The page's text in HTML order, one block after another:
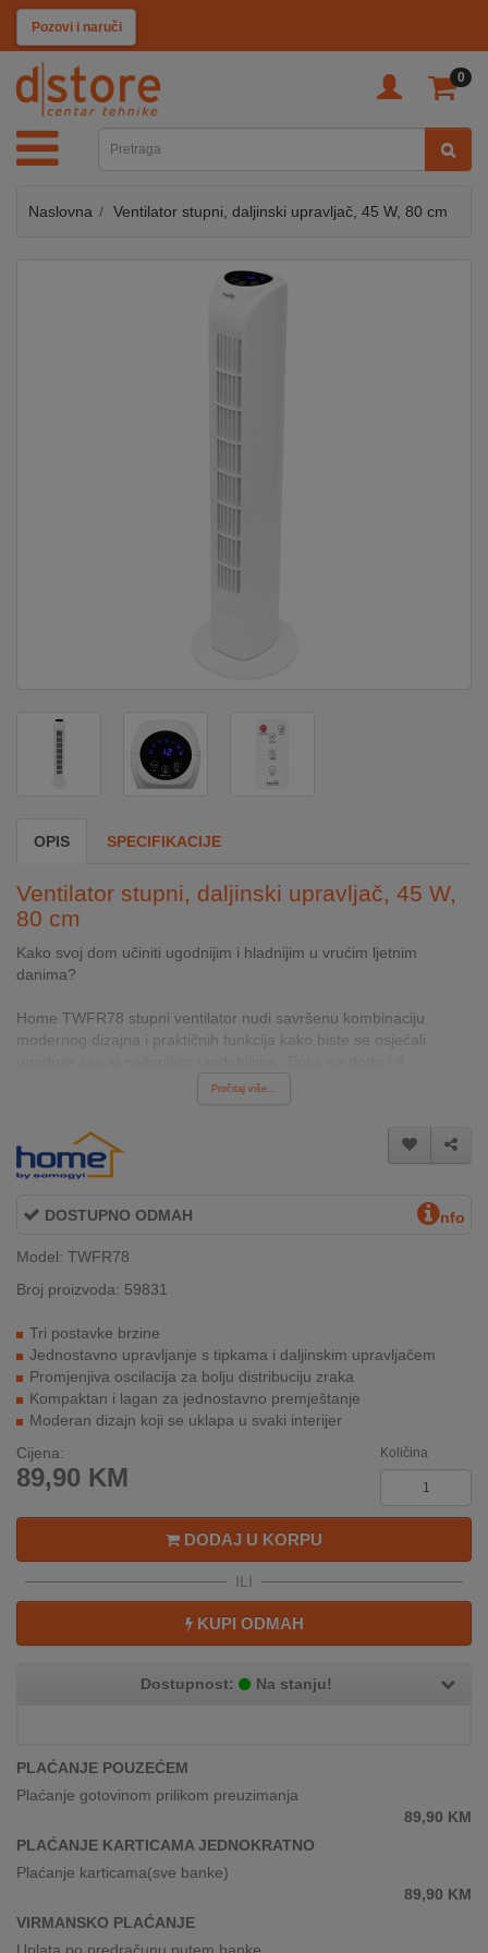
Pozovi i naruči
0
KATEGORIJE
TV
SAT
MOBILNI
KLIMATIZACIJA
&
GAME
AKCIJE
U
PONUDI
KONTAKT
KUPOVINA
NA
RATE
REKLAMACIJA
SERVIS
KATALOZI
KUPOVINA
INOSTRANSTVA
OZNAKE
ENERGETSKE
DIGITALIS
Naslovna Ventilator stupni, daljinski upravljač, 45 W, 80 cm
OPIS SPECIFIKACIJE
Ventilator stupni, daljinski upravljač, 45 W,
80 cm
Kako svoj dom učiniti ugodnijim i hladnijim u vrućim ljetnim
danima?
Home TWFR78 stupni ventilator nudi savršenu kombinaciju
modernog dizajna i praktičnih funkcija kako biste se osjećali
Pročitaj više...
DOSTUPNO ODMAH nfo
Model: TWFR78
Broj proizvoda: 59831
Tri postavke brzine
Jednostavno upravljanje s tipkama i daljinskim upravljačem
Promjenjiva oscilacija za bolju distribuciju zraka
Kompaktan i lagan za jednostavno premještanje
Moderan dizajn koji se uklapa u svaki interijer
Cijena:
89,90 KM
Količina
DODAJ U KORPU
ILI
KUPI ODMAH
Dostupnost: Na stanju!
PLAĆANJE POUZEĆEM
Plaćanje gotovinom prilikom preuzimanja
89,90 KM
PLAĆANJE KARTICAMA JEDNOKRATNO
Plaćanje karticama(sve banke)
89,90 KM
VIRMANSKO PLAĆANJE